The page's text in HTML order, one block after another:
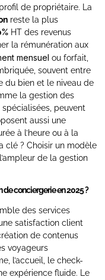
de propriétaire. La
reste la plus
HT des revenus
la rémunération aux
mensuel ou forfait,
souvent entre
du bien et le niveau de
la gestion des
peuvent
aussi une
à l’heure ou à la
clé ? Choisir un modèle
de la gestion
conciergerie en 2025 ?
des services
satisfaction client
de contenus
voyageurs
l’accueil, le check-
expérience fluide. Le